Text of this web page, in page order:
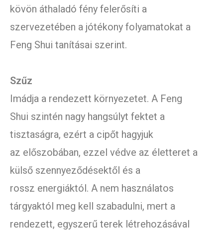
kövön áthaladó fény felerősíti a
szervezetében a jótékony folyamatokat a
Feng Shui tanításai szerint.
Szűz
Imádja a rendezett környezetet. A Feng
Shui szintén nagy hangsúlyt fektet a
tisztaságra, ezért a cipőt hagyjuk
az előszobában, ezzel védve az életteret a
külső szennyeződésektől és a
rossz energiáktól. A nem használatos
tárgyaktól meg kell szabadulni, mert a
rendezett, egyszerű terek létrehozásával